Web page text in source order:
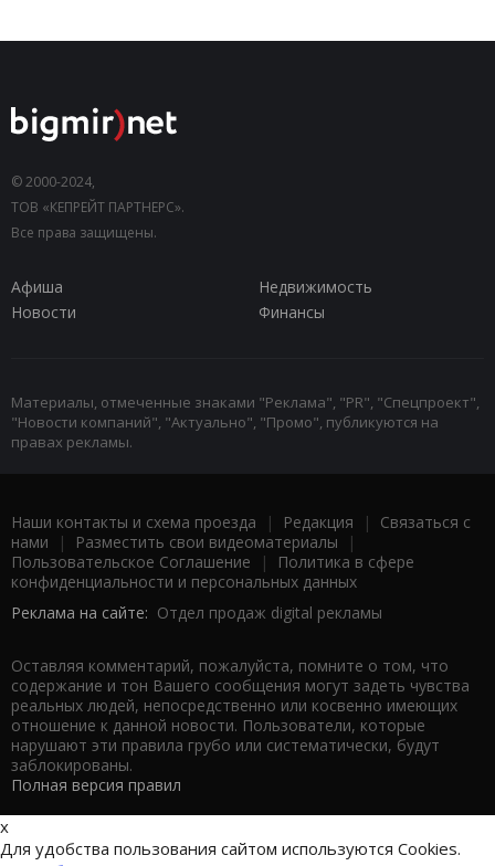
© 2000-2024,
ТОВ «КЕПРЕЙТ ПАРТНЕРС».
Все права защищены.
Афиша
Недвижимость
Новости
Финансы
Материалы, отмеченные знаками "Реклама", "PR", "Спецпроект",
"Новости компаний", "Актуально", "Промо", публикуются на
правах рекламы.
Наши контакты и схема проезда | Редакция | Связаться с
нами | Разместить свои видеоматериалы |
Пользовательское Соглашение |
Политика в сфере
конфиденциальности и персональных данных
Реклама на сайте: Отдел продаж digital рекламы
Оставляя комментарий, пожалуйста, помните о том, что
содержание и тон Вашего сообщения могут задеть чувства
реальных людей, непосредственно или косвенно имеющих
отношение к данной новости. Пользователи, которые
нарушают эти правила грубо или систематически, будут
заблокированы.
Полная версия правил
x
Для удобства пользования сайтом используются Cookies.